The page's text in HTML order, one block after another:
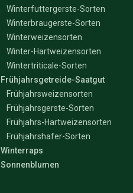
Winterfuttergerste-Sorten
Winterbraugerste-Sorten
Winterweizensorten
Winter-Hartweizensorten
Wintertriticale-Sorten
Frühjahrsgetreide-Saatgut
Frühjahrsweizensorten
Frühjahrsgerste-Sorten
Frühjahrs-Hartweizensorten
Frühjahrshafer-Sorten
Winterraps
Sonnenblumen